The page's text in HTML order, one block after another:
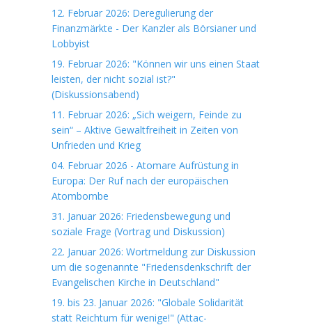
12. Februar 2026: Deregulierung der
Finanzmärkte - Der Kanzler als Börsianer und
Lobbyist
19. Februar 2026: "Können wir uns einen Staat
leisten, der nicht sozial ist?"
(Diskussionsabend)
11. Februar 2026: „Sich weigern, Feinde zu
sein“ – Aktive Gewaltfreiheit in Zeiten von
Unfrieden und Krieg
04. Februar 2026 - Atomare Aufrüstung in
Europa: Der Ruf nach der europäischen
Atombombe
31. Januar 2026: Friedensbewegung und
soziale Frage (Vortrag und Diskussion)
22. Januar 2026: Wortmeldung zur Diskussion
um die sogenannte "Friedensdenkschrift der
Evangelischen Kirche in Deutschland"
19. bis 23. Januar 2026: "Globale Solidarität
statt Reichtum für wenige!" (Attac-